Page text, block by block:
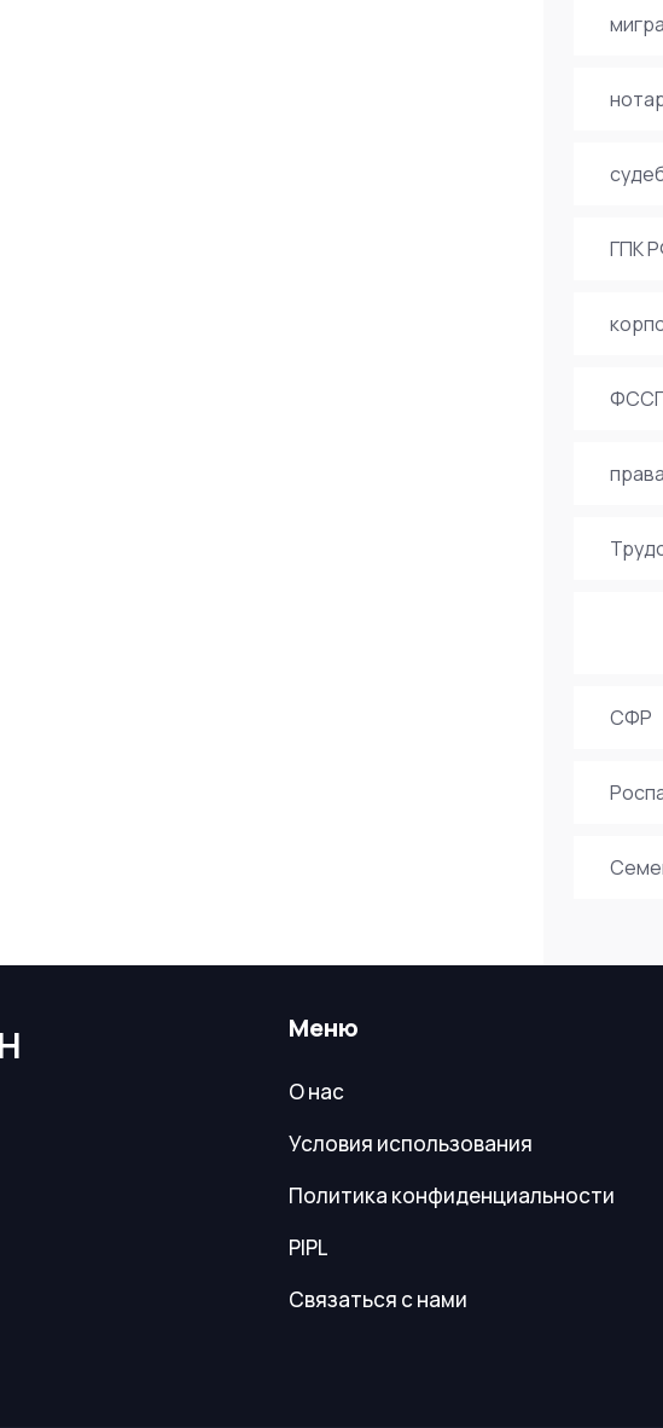
ГПК
СФР
Меню
О нас
Условия использования
Политика конфиденциальности
PIPL
Связаться с нами